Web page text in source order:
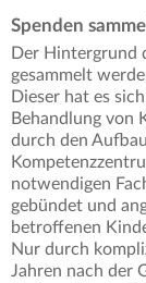
Spenden
Der Hintergrund
gesammelt
Dieser hat es
Behandlung von
durch den
notwendigen
gebündet und
betroffenen
Nur durch
Jahren nach der